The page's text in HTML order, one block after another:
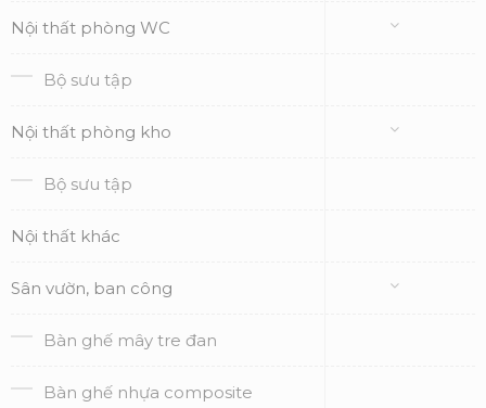
Nội thất phòng WC
Bộ sưu tập
Nội thất phòng kho
Bộ sưu tập
Nội thất khác
Sân vườn, ban công
Bàn ghế mây tre đan
Bàn ghế nhựa composite